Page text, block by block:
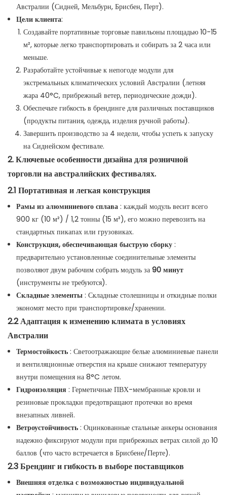
Австралии (Сидней, Мельбурн, Брисбен, Перт).
Цели клиента:
Создавайте портативные торговые павильоны площадью 10-15
м², которые легко транспортировать и собирать за 2 часа или
меньше.
Разработайте устойчивые к непогоде модули для
экстремальных климатических условий Австралии (летняя
жара 40°C, прибрежный ветер, периодические дожди).
Обеспечьте гибкость в брендинге для различных поставщиков
(продукты питания, одежда, изделия ручной работы).
Завершить производство за 4 недели, чтобы успеть к запуску
на Сиднейском фестивале.
2. Ключевые особенности дизайна для розничной
торговли на австралийских фестивалях.
2.1 Портативная и легкая конструкция
Рамы из алюминиевого сплава: каждый модуль весит всего
900 кг (10 м²) / 1,2 тонны (15 м²), его можно перевозить на
стандартных пикапах или грузовиках.
Конструкция, обеспечивающая быструю сборку:
предварительно установленные соединительные элементы
позволяют двум рабочим собрать модуль за 90 минут
(инструменты не требуются).
Складные элементы: Складные столешницы и откидные полки
экономят место при транспортировке/хранении.
2.2 Адаптация к изменению климата в условиях
Австралии
Термостойкость: Светоотражающие белые алюминиевые панели
и вентиляционные отверстия на крыше снижают температуру
внутри помещения на 8°C летом.
Гидроизоляция : Герметичные ПВХ-мембранные кровли и
резиновые прокладки предотвращают протечки во время
внезапных ливней.
Ветроустойчивость: Оцинкованные стальные анкеры основания
надежно фиксируют модули при прибрежных ветрах силой до 10
баллов (что часто встречается в Брисбене/Перте).
2.3 Брендинг и гибкость в выборе поставщиков
Внешняя отделка с возможностью индивидуальной